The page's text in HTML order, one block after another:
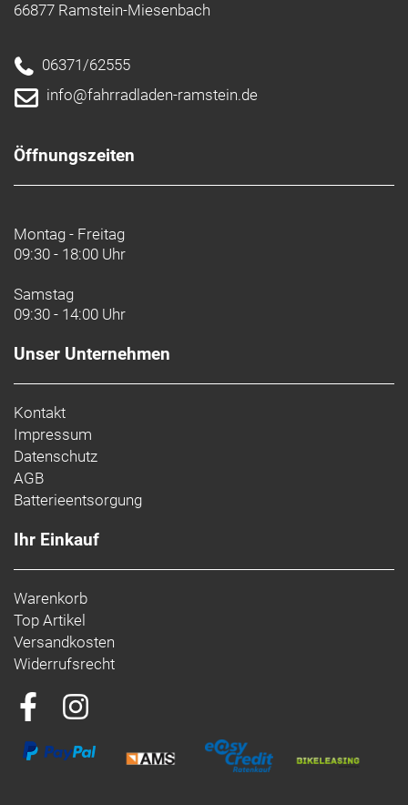
66877 Ramstein-Miesenbach
06371/62555
info@fahrradladen-ramstein.de
Öffnungszeiten
Montag - Freitag
09:30 - 18:00 Uhr
Samstag
09:30 - 14:00 Uhr
Unser Unternehmen
Kontakt
Impressum
Datenschutz
AGB
Batterieentsorgung
Ihr Einkauf
Warenkorb
Top Artikel
Versandkosten
Widerrufsrecht